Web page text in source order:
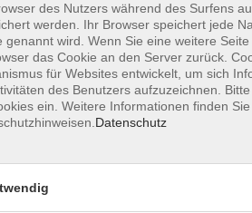
des Nutzers während des Surfens
werden. Ihr Browser speichert jede
genannt wird. Wenn Sie eine weitere
das Cookie an den Server zurück.
für Websites entwickelt, um sich
des Benutzers aufzuzeichnen.
ein. Weitere Informationen finden
Datenschutz